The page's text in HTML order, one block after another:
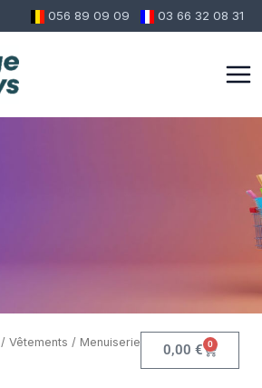
056 89 09 09 03 66 32 08 31
/ Vêtements / Menuiserie 0,00 € 0
Panier